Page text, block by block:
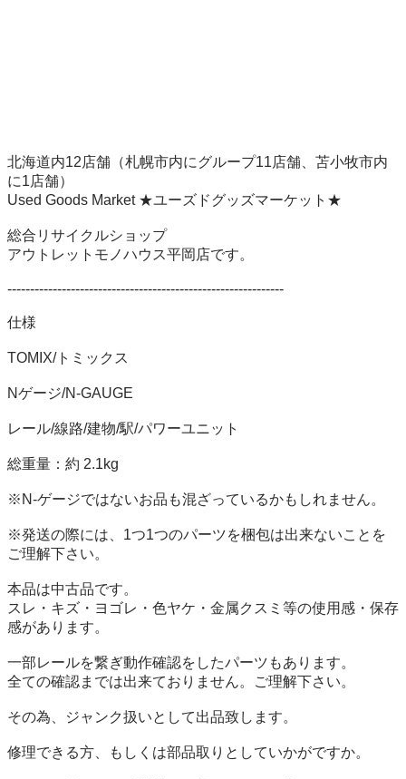
北海道内12店舗（札幌市内にグループ11店舗、苫小牧市内
に1店舗）
Used Goods Market ★ユーズドグッズマーケット★
総合リサイクルショップ
アウトレットモノハウス平岡店です。
-------------------------------------------------------------
仕様
TOMIX/トミックス
Nゲージ/N-GAUGE
レール/線路/建物/駅/パワーユニット
総重量：約 2.1kg
※N-ゲージではないお品も混ざっているかもしれません。
※発送の際には、1つ1つのパーツを梱包は出来ないことを
ご理解下さい。
本品は中古品です。
スレ・キズ・ヨゴレ・色ヤケ・金属クスミ等の使用感・保存
感があります。
一部レールを繋ぎ動作確認をしたパーツもあります。
全ての確認までは出来ておりません。ご理解下さい。
その為、ジャンク扱いとして出品致します。
修理できる方、もしくは部品取りとしていかがですか。